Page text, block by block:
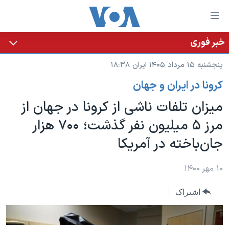
لینکهای
قابل
دسترسی
جهش
محتوای
اصلی
جهش
به
صفحه
جهش
خانه
نسخه سبک وب‌سایت
موضوع ها
ایران
آمریکا
جهان
ورزشی
ویدیوها
برنامه های تلویزیونی
جدول برنامه ها
صفحه‌های ویژه
جام جهانی ۲۰۲۶
بایگانی برنامه‌های تلویزیونی
فرکانس‌های صدای آمریکا
یادگیری زبان انگلیسی
خبر فوری
پنجشنبه ۱۵ مرداد ۱۴۰۵ ایران ۱۸:۳۸
کرونا در ایران و جهان
میزان تلفات ناشی از کرونا در جهان از
مرز ۵ میلیون نفر گذشت؛ ۷۰۰ هزار
جان‌باخته در آمریکا
۱۰ مهر ۱۴۰۰
اشتراک